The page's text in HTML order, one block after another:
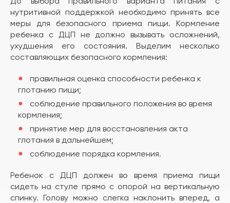
нутритивной поддержкой необходимо принять все
меры для безопасного приема пищи. Кормление
ребенка с ДЦП не должно вызывать осложнений,
ухудшения его состояния. Выделим несколько
составляющих безопасного кормления:
правильная оценка способности ребенка к
глотанию пищи;
соблюдение правильного положения во время
кормления;
принятие мер для восстановления акта
глотания в дальнейшем;
соблюдение порядка кормления.
Ребенок с ДЦП должен во время приема пищи
сидеть на стуле прямо с опорой на вертикальную
спинку. Голову можно слегка наклонить вперед, а